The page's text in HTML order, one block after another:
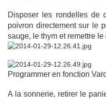
Disposer les rondelles de
poivron directement sur le
sauge, le thym et remettre
Programmer en fonction
A la sonnerie, retirer le